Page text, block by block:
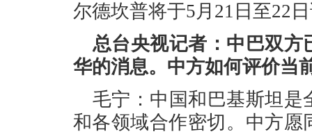
尔德坎普将于5月21日至22
总台央视记者：中巴双
华的消息。中方如何评价当
毛宁：中国和巴基斯坦
和各领域合作密切。中方